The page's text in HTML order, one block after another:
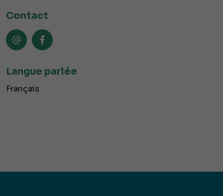
Contact
Langue parlée
Français